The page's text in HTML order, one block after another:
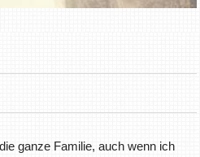
ganze Familie, auch wenn ich